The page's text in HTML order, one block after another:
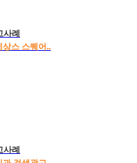
례
상스 스퀘어..
례